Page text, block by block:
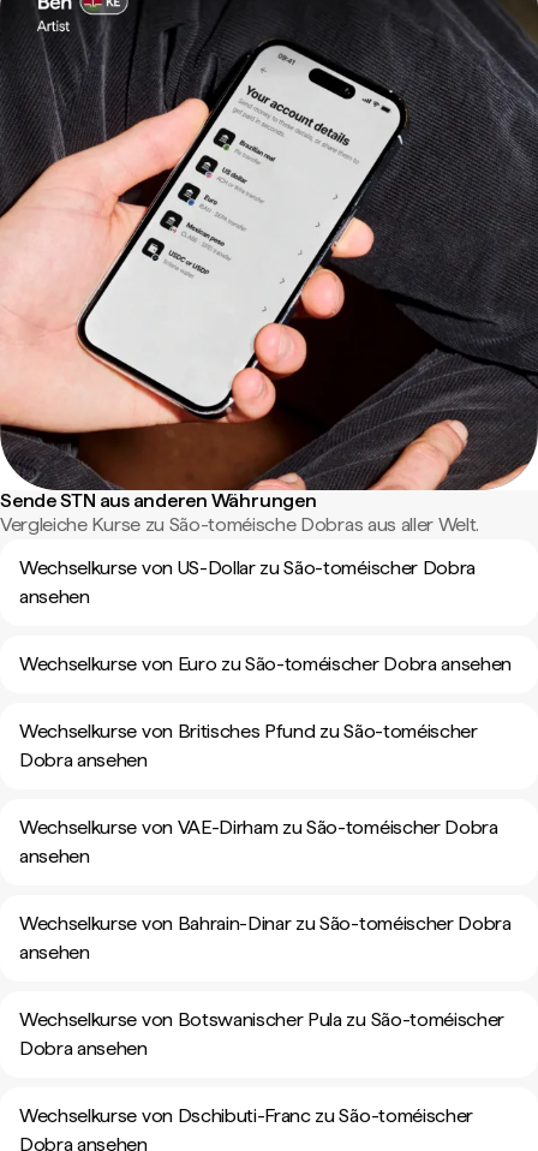
Sende STN aus anderen Währungen
Vergleiche Kurse zu São-toméische Dobras aus aller Welt.
Wechselkurse von US-Dollar zu São-toméischer Dobra
ansehen
Wechselkurse von Euro zu São-toméischer Dobra ansehen
Wechselkurse von Britisches Pfund zu São-toméischer
Dobra ansehen
Wechselkurse von VAE-Dirham zu São-toméischer Dobra
ansehen
Wechselkurse von Bahrain-Dinar zu São-toméischer Dobra
ansehen
Wechselkurse von Botswanischer Pula zu São-toméischer
Dobra ansehen
Wechselkurse von Dschibuti-Franc zu São-toméischer
Dobra ansehen